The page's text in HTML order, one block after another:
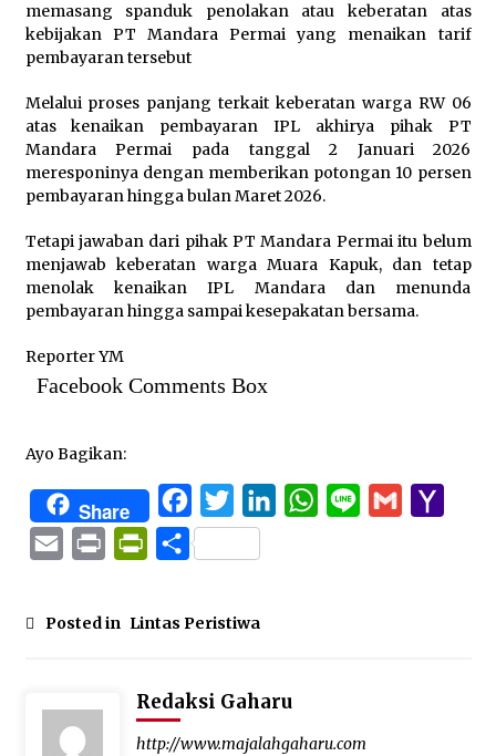
memasang spanduk penolakan atau keberatan atas
kebijakan PT Mandara Permai yang menaikan tarif
pembayaran tersebut
Melalui proses panjang terkait keberatan warga RW 06
atas kenaikan pembayaran IPL akhirya pihak PT
Mandara Permai pada tanggal 2 Januari 2026
meresponinya dengan memberikan potongan 10 persen
pembayaran hingga bulan Maret 2026.
Tetapi jawaban dari pihak PT Mandara Permai itu belum
menjawab keberatan warga Muara Kapuk, dan tetap
menolak kenaikan IPL Mandara dan menunda
pembayaran hingga sampai kesepakatan bersama.
Reporter YM
Facebook Comments Box
Ayo Bagikan:
Share FacebookTwitterLinkedInWhatsApp
Line Gmail
Email Print PrintFriendly
Share
Posted in Lintas Peristiwa
Redaksi Gaharu
http://www.majalahgaharu.com